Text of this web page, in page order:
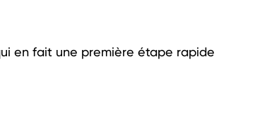
en fait une première étape rapide